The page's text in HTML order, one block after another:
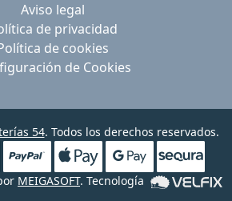
Aviso legal
de privacidad
de cookies
de Cookies
54. Todos los derechos reservados.
MEIGASOFT. Tecnología